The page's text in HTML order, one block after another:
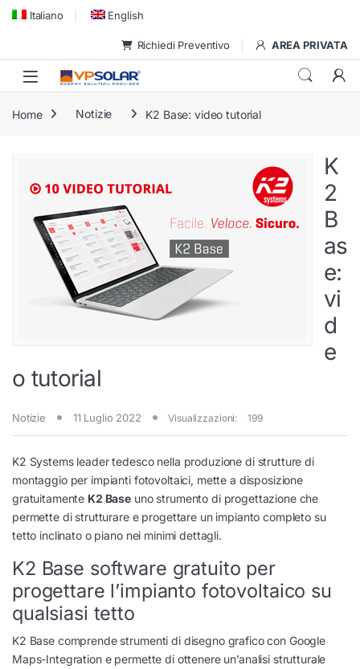
Skip to navigation
Skip to content
Italiano English
Richiedi Preventivo AREA PRIVATA
Home Notizie K2 Base: video tutorial
K
2
B
as
e:
vi
d
e
o tutorial
Notizie 11 Luglio 2022 Visualizzazioni: 199
K2 Systems leader tedesco nella produzione di strutture di
montaggio per impianti fotovoltaici, mette a disposizione
gratuitamente K2 Base uno strumento di progettazione che
permette di strutturare e progettare un impianto completo su
tetto inclinato o piano nei minimi dettagli.
K2 Base software gratuito per
progettare l’impianto fotovoltaico su
qualsiasi tetto
K2 Base comprende strumenti di disegno grafico con Google
Maps-Integration e permette di ottenere un’analisi strutturale